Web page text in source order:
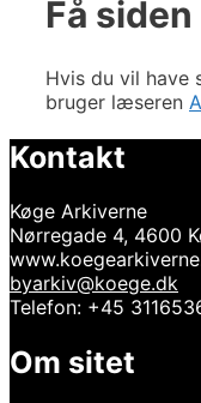
Få
Hvis du vil have
bruger læseren
Kontakt
Køge Arkiverne
Nørregade 4, 4600
byarkiv@koege.dk
Telefon: +45
Om sitet